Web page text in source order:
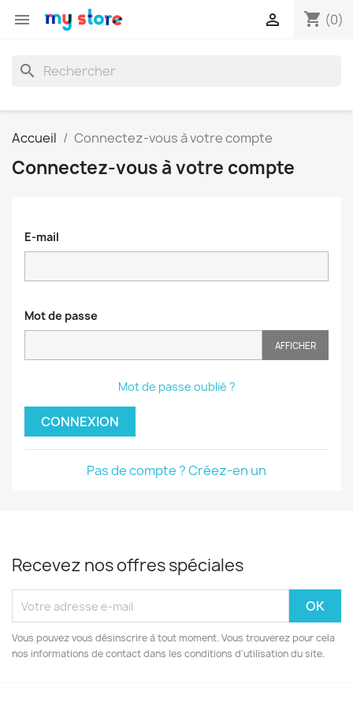
 shopping_cart (0)

search
Accueil Connectez-vous à votre compte
Connectez-vous à votre compte
E-mail
Mot de passe
AFFICHER
Mot de passe oublié ?
CONNEXION
Pas de compte ? Créez-en un
Recevez nos offres spéciales
Vous pouvez vous désinscrire à tout moment. Vous trouverez pour cela
nos informations de contact dans les conditions d'utilisation du site.